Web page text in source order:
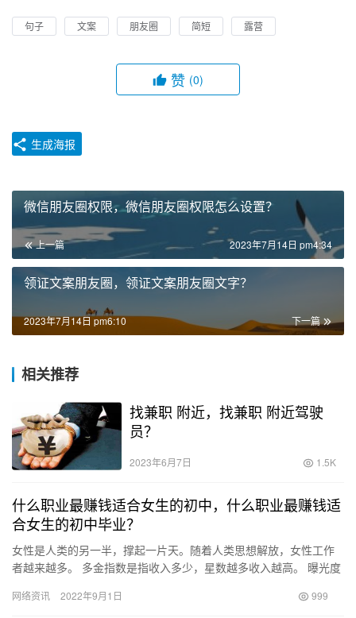
句子 文案 朋友圈 简短 露营
赞 (0)
生成海报
微信朋友圈权限，微信朋友圈权限怎么设置？
上一篇 2023年7月14日 pm4:34
领证文案朋友圈，领证文案朋友圈文字？
下一篇
2023年7月14日 pm6:10
相关推荐
找兼职 附近，找兼职 附近驾驶
员？
2023年6月7日 1.5K
什么职业最赚钱适合女生的初中，什么职业最赚钱适
合女生的初中毕业？
女性是人类的另一半，撑起一片天。随着人类思想解放，女性工作
者越来越多。 多金指数是指收入多少，星数越多收入越高。 曝光度
工…
网络资讯 2022年9月1日 999